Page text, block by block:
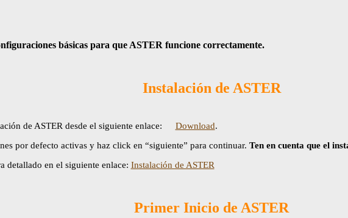
básicas para que ASTER funcione correctamente.
Instalación de ASTER
de ASTER desde el siguiente enlace: Download.
por defecto activas y haz click en “siguiente” para continuar. Ten en cuenta que el
detallado en el siguiente enlace: Instalación de ASTER
Primer Inicio de ASTER